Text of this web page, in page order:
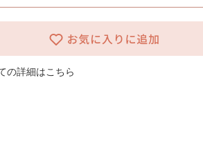
の詳細はこちら